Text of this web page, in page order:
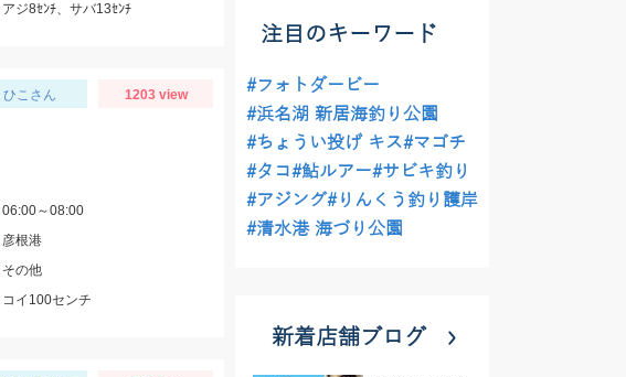
アジ8ｾﾝﾁ、サバ13ｾﾝﾁ
ひこさん 1203 view
06:00～08:00
彦根港
その他
コイ100センチ
注目のキーワード
#フォトダービー
#浜名湖 新居海釣り公園
#ちょうい投げ キス#マゴチ
#タコ#鮎ルアー#サビキ釣り
#アジング#りんくう釣り護岸
#清水港 海づり公園
新着店舗ブログ